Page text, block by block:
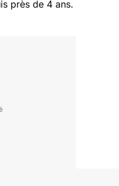
près de 4 ans.